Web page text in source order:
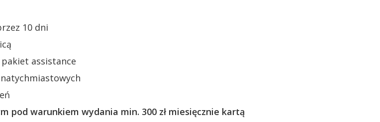
10 dni
assistance
pod warunkiem wydania min. 300 zł miesięcznie kartą